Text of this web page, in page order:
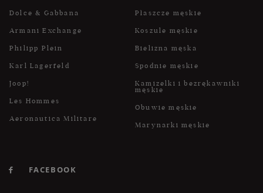
Dolce & Gabbana
Armani Exchange
Philipp Plein
Karl Lagerfeld
Joop!
Les Hommes
Aeronautica Militare
Płaszcze męskie
Koszule męskie
Bielizna męska
Spodnie męskie
Kamizelki i bezrękawniki
męskie
Obuwie męskie
Marynarki męskie
FACEBOOK